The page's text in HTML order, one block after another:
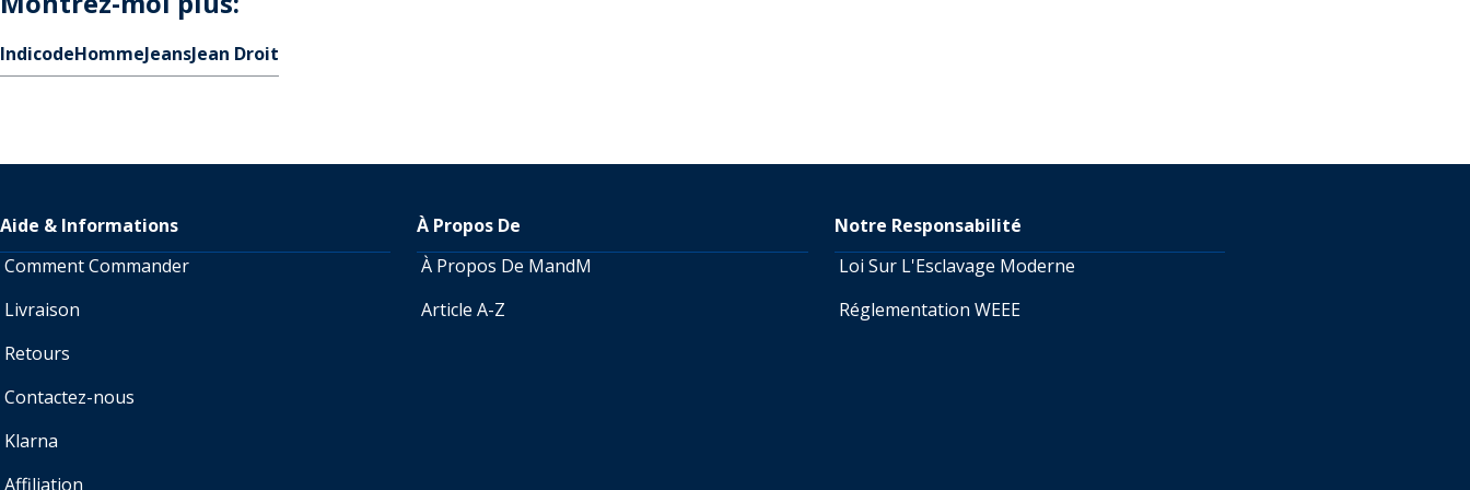
IndicodeHommeJeansJean Droit
Aide & Informations
Comment Commander
Livraison
Retours
Contactez-nous
Klarna
Affiliation
À Propos De
À Propos De MandM
Article A-Z
Notre Responsabilité
Loi Sur L'Esclavage Moderne
Réglementation WEEE